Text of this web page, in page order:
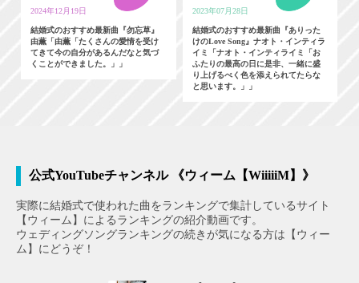
2024年12月19日
結婚式のおすすめ最新曲『勿忘草』
由薫「由薫「たくさんの愛情を受け
てきて今の自分があるんだなと気づ
くことができました。」」
2023年07月28日
結婚式のおすすめ最新曲『ありった
けのLove Song』ナオト・インティラ
イミ「ナオト・インティライミ「お
ふたりの最高の日に是非、一緒に盛
り上げるべく色を添えられてたらな
と思います。」」
公式YouTubeチャンネル 《ウィーム【WiiiiiM】》
実際に結婚式で使われた曲をランキングで集計しているサイト
【ウィーム】によるランキングの紹介動画です。
ウェディングソングランキングの続きが気になる方は【ウィー
ム】にどうぞ！